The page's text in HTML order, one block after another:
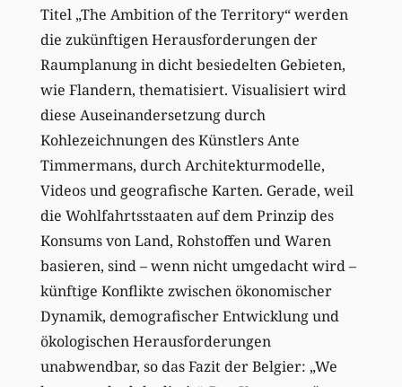
Titel „The Ambition of the Territory“ werden
die zukünftigen Herausforderungen der
Raumplanung in dicht besiedelten Gebieten,
wie Flandern, thematisiert. Visualisiert wird
diese Auseinandersetzung durch
Kohlezeichnungen des Künstlers Ante
Timmermans, durch Architekturmodelle,
Videos und geografische Karten. Gerade, weil
die Wohlfahrtsstaaten auf dem Prinzip des
Konsums von Land, Rohstoffen und Waren
basieren, sind – wenn nicht umgedacht wird –
künftige Konflikte zwischen ökonomischer
Dynamik, demografischer Entwicklung und
ökologischen Herausforderungen
unabwendbar, so das Fazit der Belgier: „We